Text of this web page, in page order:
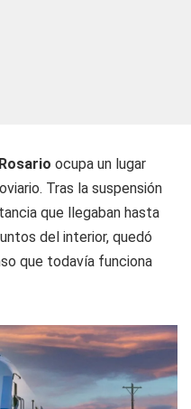
ocupa un lugar
Tras la suspensión
que llegaban hasta
del interior, quedó
que todavía funciona